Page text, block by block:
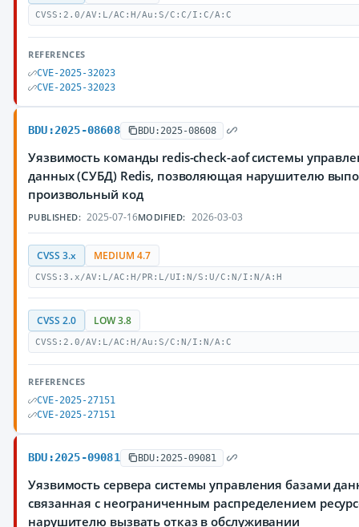
CVSS:2.0/AV:L/AC:H/Au:S/C:C/I:C/A:C
REFERENCES
CVE-2025-32023
CVE-2025-32023
BDU:2025-08608 BDU:2025-08608
Уязвимость команды redis-check-aof системы
данных (СУБД) Redis, позволяющая нарушителю
произвольный код
PUBLISHED: 2025-07-16MODIFIED: 2026-03-03
CVSS 3.x MEDIUM 4.7
CVSS:3.x/AV:L/AC:H/PR:L/UI:N/S:U/C:N/I:N/A:H
CVSS 2.0 LOW 3.8
CVSS:2.0/AV:L/AC:H/Au:S/C:N/I:N/A:C
REFERENCES
CVE-2025-27151
CVE-2025-27151
BDU:2025-09081 BDU:2025-09081
Уязвимость сервера системы управления базами
связанная с неограниченным распределением
нарушителю вызвать отказ в обслуживании